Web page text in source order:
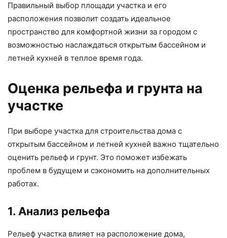
Правильный выбор площади участка и его
расположения позволит создать идеальное
пространство для комфортной жизни за городом с
возможностью наслаждаться открытым бассейном и
летней кухней в теплое время года.
Оценка рельефа и грунта на
участке
При выборе участка для строительства дома с
открытым бассейном и летней кухней важно тщательно
оценить рельеф и грунт. Это поможет избежать
проблем в будущем и сэкономить на дополнительных
работах.
1. Анализ рельефа
Рельеф участка влияет на расположение дома,